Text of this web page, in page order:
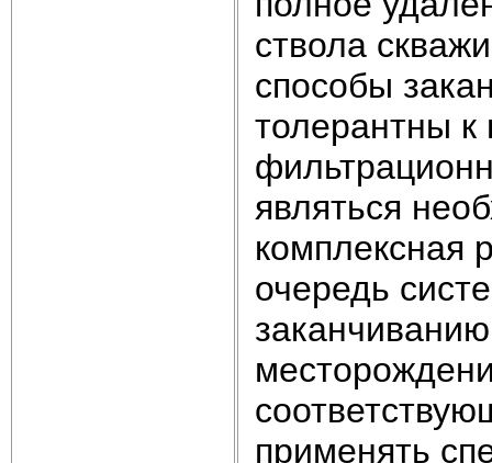
ствола
способы
толерантны к
являться
комплексная
очередь
применять